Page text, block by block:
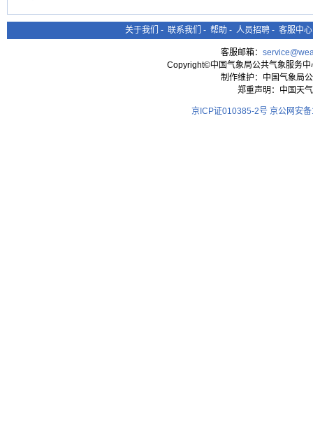
关于我们 - 联系我们 - 帮助 - 人员招聘 - 客服中心
客服邮箱：
Copyright©中国气象局公共气象服务
制作维护：中国气象局
郑重声明：中国天
京ICP证010385-2号 京公网安